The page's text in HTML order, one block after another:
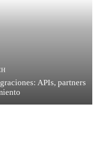
APIs, partners